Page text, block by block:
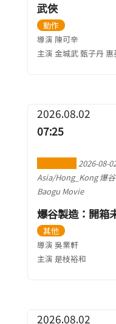
武俠
動作
導演 陳可辛
主演 金城武 甄子丹
2026.08.02
07:25
2026-08-
Asia/Hong_Kong 爆
Baogu Movie
爆谷製造：開箱
其他
導演 吳業軒
主演 是枝裕和
2026.08.02